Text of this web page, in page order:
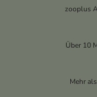
zooplus
Über 10
Mehr